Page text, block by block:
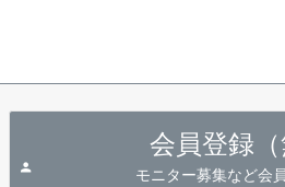
会員登録（
モニター募集など会